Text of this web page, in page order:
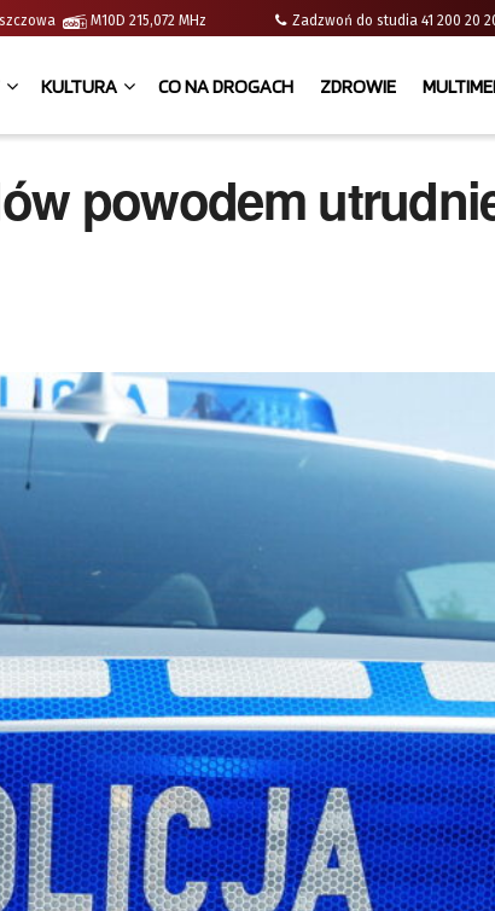
M10D 215,072 MHz Zadzwoń do studia 41 200
KULTURA CO NA DROGACH ZDROWIE
powodem